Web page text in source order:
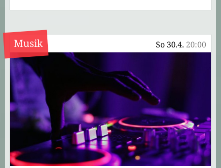
So 30.4. 20:00
Musik